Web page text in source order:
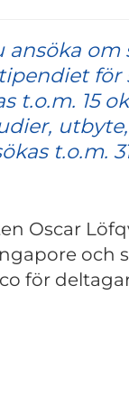
t.o.m. 15
t.o.m.
Oscar
och
för